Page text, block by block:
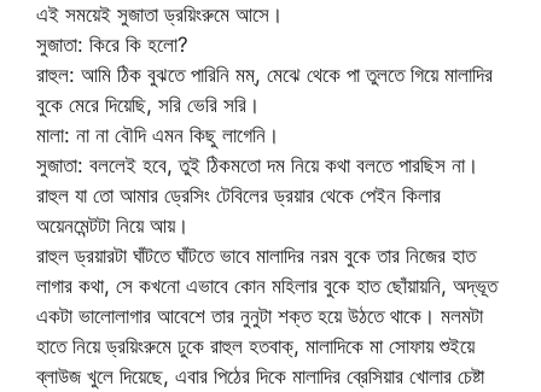
এই সময়েই সুজাতা ড্রয়িংরুমে আসে।
সুজাতা: কিরে কি হলো?
রাহুল: আমি ঠিক বুঝতে পারিনি মম্, মেঝে থেকে পা তুলতে গিয়ে মালাদির
বুকে মেরে দিয়েছি, সরি ভেরি সরি।
মালা: না না বৌদি এমন কিছু লাগেনি।
সুজাতা: বললেই হবে, তুই ঠিকমতো দম নিয়ে কথা বলতে পারছিস না।
রাহুল যা তো আমার ড্রেসিং টেবিলের ড্রয়ার থেকে পেইন কিলার
অয়েনমেন্টটা নিয়ে আয়।
রাহুল ড্রয়ারটা ঘাঁটতে ঘাঁটতে ভাবে মালাদির নরম বুকে তার নিজের হাত
লাগার কথা, সে কখনো এভাবে কোন মহিলার বুকে হাত ছোঁয়ায়নি, অদ্ভূত
একটা ভালোলাগার আবেশে তার নুনুটা শক্ত হয়ে উঠতে থাকে। মলমটা
হাতে নিয়ে ড্রয়িংরুমে ঢুকে রাহুল হতবাক্, মালাদিকে মা সোফায় শুইয়ে
ব্লাউজ খুলে দিয়েছে, এবার পিঠের দিকে মালাদির ব্রেসিয়ার খোলার চেষ্টা